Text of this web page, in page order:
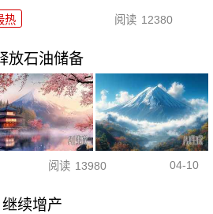
热 阅读 12380
放石油储备
阅读 13980 04-10
续增产